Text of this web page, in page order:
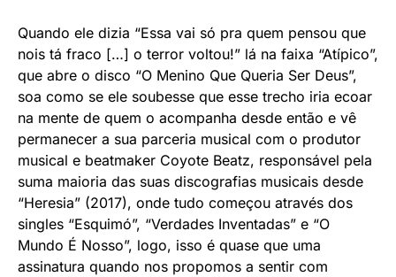
Quando ele dizia “Essa vai só pra quem pensou que
nois tá fraco […] o terror voltou!” lá na faixa “Atípico”,
que abre o disco “O Menino Que Queria Ser Deus”,
soa como se ele soubesse que esse trecho iria ecoar
na mente de quem o acompanha desde então e vê
permanecer a sua parceria musical com o produtor
musical e beatmaker Coyote Beatz, responsável pela
suma maioria das suas discografias musicais desde
“Heresia” (2017), onde tudo começou através dos
singles “Esquimó”, “Verdades Inventadas” e “O
Mundo É Nosso”, logo, isso é quase que uma
assinatura quando nos propomos a sentir com